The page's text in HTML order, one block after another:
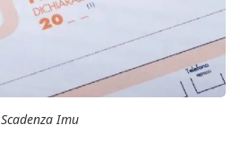
Scadenza Imu